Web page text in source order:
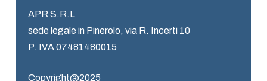
APR S.R.L
sede legale in Pinerolo, via R. Incerti 10
P. IVA 07481480015
Copyright@2025